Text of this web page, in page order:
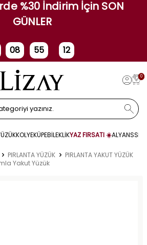
%30 İndirim İçin SON
GÜNLER
08
Saat
55 11
0
KOLYEKÜPEBİLEKLİKYAZ FIRSATI ☀️ALYANS
PIRLANTA YÜZÜK
PIRLANTA YAKUT YÜZÜK
Yakut Yüzük